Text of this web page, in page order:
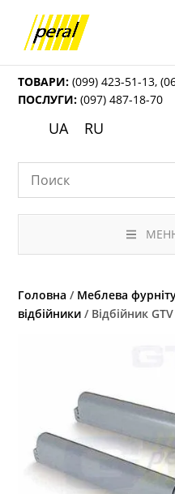
ТОВАРИ: (099) 423-51-13,
ПОСЛУГИ: (097) 487-18-70
UA RU
Головна / Меблева
відбійники / Відбійник